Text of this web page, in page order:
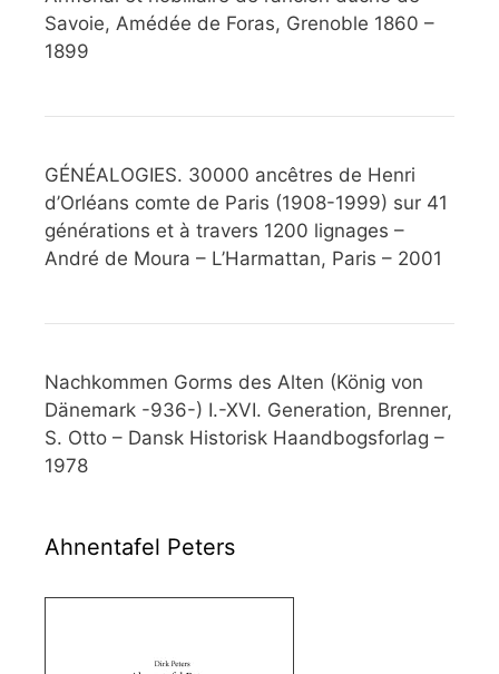
Savoie, Amédée de Foras, Grenoble 1860 –
1899
GÉNÉALOGIES. 30000 ancêtres de Henri
d’Orléans comte de Paris (1908-1999) sur 41
générations et à travers 1200 lignages –
André de Moura – L’Harmattan, Paris – 2001
Nachkommen Gorms des Alten (König von
Dänemark -936-) I.-XVI. Generation, Brenner,
S. Otto – Dansk Historisk Haandbogsforlag –
1978
Ahnentafel Peters